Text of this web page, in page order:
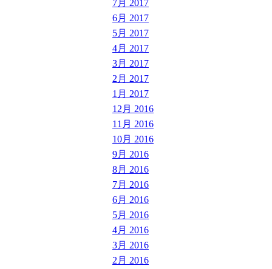
7月 2017
6月 2017
5月 2017
4月 2017
3月 2017
2月 2017
1月 2017
12月 2016
11月 2016
10月 2016
9月 2016
8月 2016
7月 2016
6月 2016
5月 2016
4月 2016
3月 2016
2月 2016